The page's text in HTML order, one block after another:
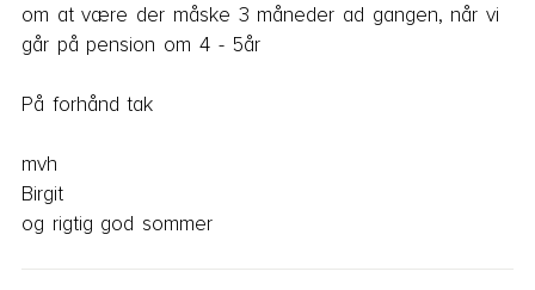
om at være der måske 3 måneder ad gangen, når vi
går på pension om 4 - 5år
På forhånd tak
mvh
Birgit
og rigtig god sommer